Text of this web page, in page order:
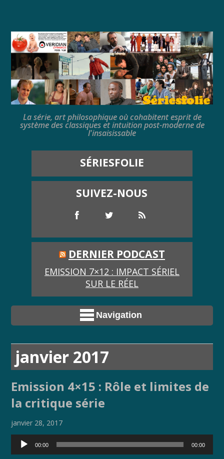
La série, art philosophique où cohabitent esprit de
système des classiques et intuition post-moderne de
l'insaisissable
SÉRIESFOLIE
SUIVEZ-NOUS
DERNIER PODCAST
EMISSION 7×12 : IMPACT SÉRIEL
SUR LE RÉEL
Navigation
janvier 2017
Emission 4×15 : Rôle et limites de
la critique série
janvier 28, 2017
Lecteur
audio
00:00 00:00